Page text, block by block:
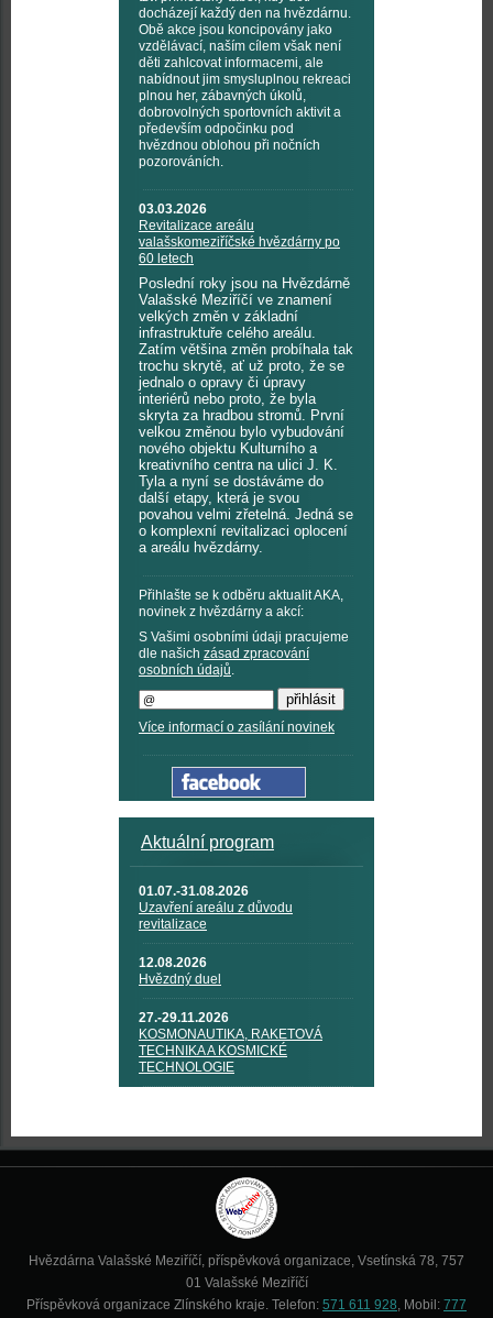
docházejí každý den na hvězdárnu.
Obě akce jsou koncipovány jako
vzdělávací, naším cílem však není
děti zahlcovat informacemi, ale
nabídnout jim smysluplnou rekreaci
plnou her, zábavných úkolů,
dobrovolných sportovních aktivit a
především odpočinku pod
hvězdnou oblohou při nočních
pozorováních.
03.03.2026
Revitalizace areálu
valašskomeziříčské hvězdárny po
60 letech
Poslední roky jsou na Hvězdárně
Valašské Meziříčí ve znamení
velkých změn v základní
infrastruktuře celého areálu.
Zatím většina změn probíhala tak
trochu skrytě, ať už proto, že se
jednalo o opravy či úpravy
interiérů nebo proto, že byla
skryta za hradbou stromů. První
velkou změnou bylo vybudování
nového objektu Kulturního a
kreativního centra na ulici J. K.
Tyla a nyní se dostáváme do
další etapy, která je svou
povahou velmi zřetelná. Jedná se
o komplexní revitalizaci oplocení
a areálu hvězdárny.
Přihlašte se k odběru aktualit AKA,
novinek z hvězdárny a akcí:
S Vašimi osobními údaji pracujeme
dle našich zásad zpracování
osobních údajů.
Více informací o zasílání novinek
Aktuální program
01.07.-31.08.2026
Uzavření areálu z důvodu
revitalizace
12.08.2026
Hvězdný duel
27.-29.11.2026
KOSMONAUTIKA, RAKETOVÁ
TECHNIKA A KOSMICKÉ
TECHNOLOGIE
Hvězdárna Valašské Meziříčí, příspěvková organizace, Vsetínská 78, 757
01 Valašské Meziříčí
Příspěvková organizace Zlínského kraje. Telefon: 571 611 928, Mobil: 777